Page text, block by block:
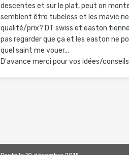
descentes et sur le plat, peut on
semblent être tubeless et les mavic
qualité/prix? DT swiss et easton
pas regarder que ça et les easton ne
quel saint me vouer...
D'avance merci pour vos idées/